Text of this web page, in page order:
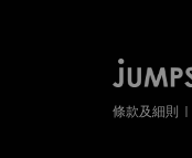
條款及細則